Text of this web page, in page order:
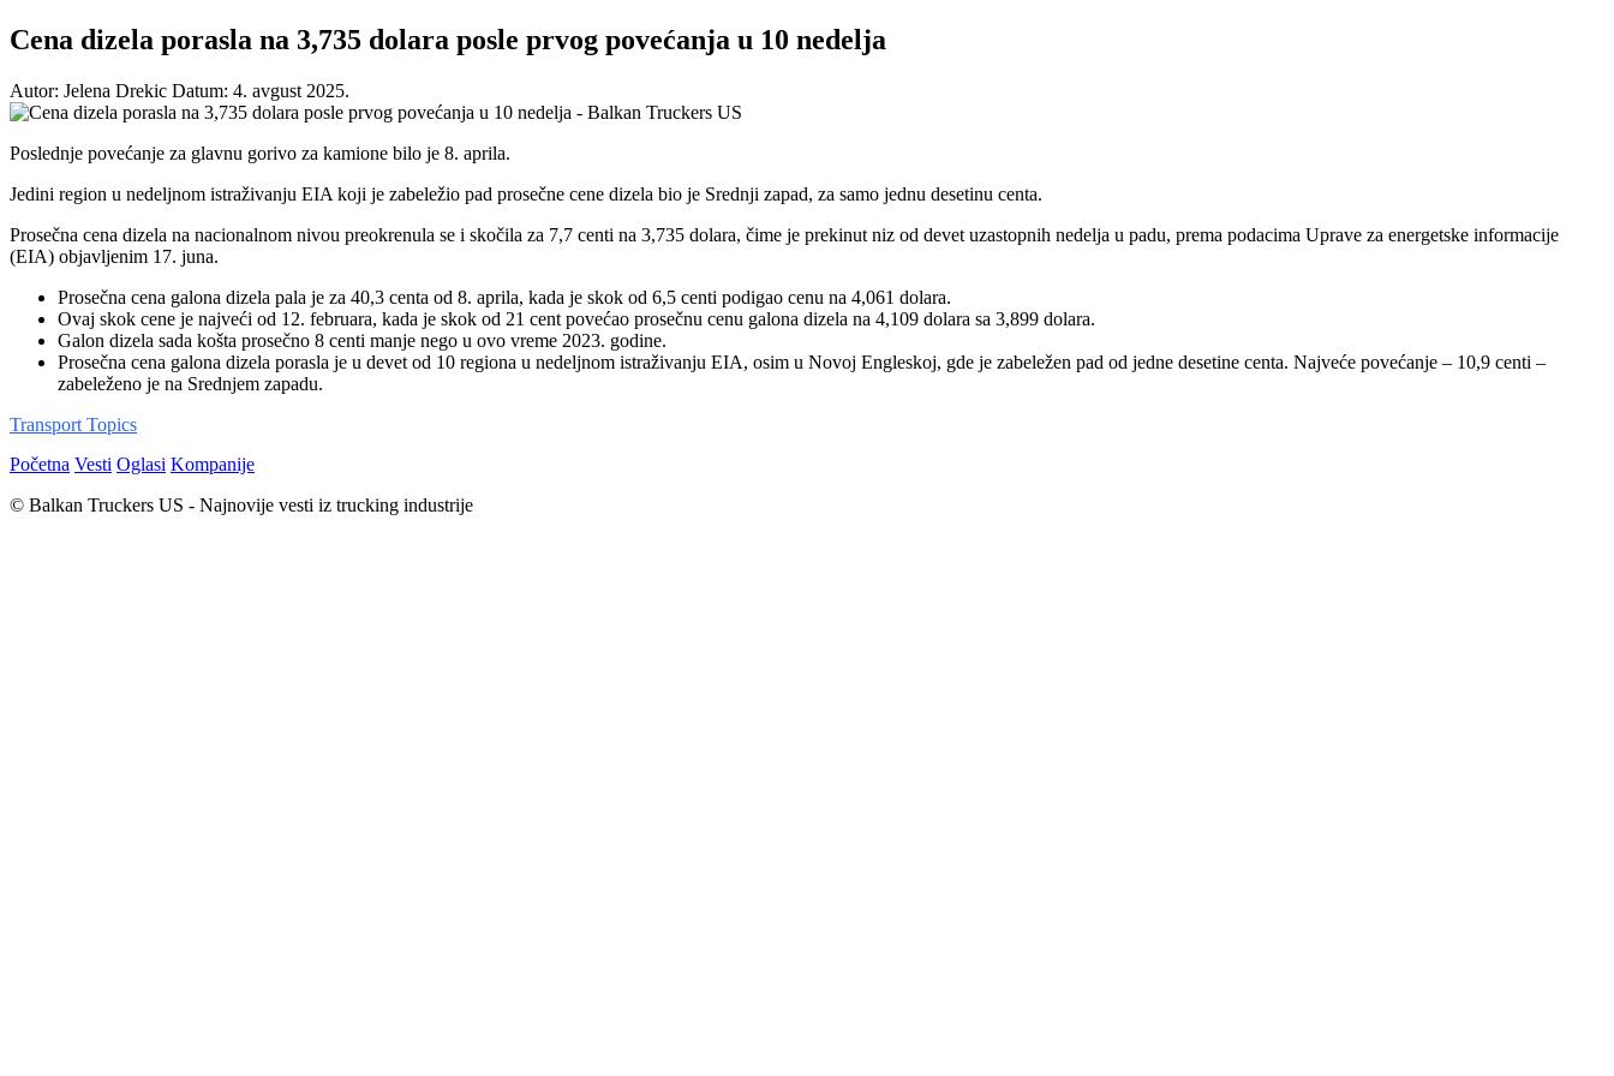
Cena dizela porasla na 3,735 dolara posle prvog povećanja u 10 nedelja
Autor: Jelena Drekic Datum: 4. avgust 2025.
Poslednje povećanje za glavnu gorivo za kamione bilo je 8. aprila.
Jedini region u nedeljnom istraživanju EIA koji je zabeležio pad prosečne cene dizela bio je Srednji zapad, za samo jednu desetinu centa.
Prosečna cena dizela na nacionalnom nivou preokrenula se i skočila za 7,7 centi na 3,735 dolara, čime je prekinut niz od devet uzastopnih nedelja u padu, prema podacima Uprave za energetske informacije
(EIA) objavljenim 17. juna.
Prosečna cena galona dizela pala je za 40,3 centa od 8. aprila, kada je skok od 6,5 centi podigao cenu na 4,061 dolara.
Ovaj skok cene je najveći od 12. februara, kada je skok od 21 cent povećao prosečnu cenu galona dizela na 4,109 dolara sa 3,899 dolara.
Galon dizela sada košta prosečno 8 centi manje nego u ovo vreme 2023. godine.
Prosečna cena galona dizela porasla je u devet od 10 regiona u nedeljnom istraživanju EIA, osim u Novoj Engleskoj, gde je zabeležen pad od jedne desetine centa. Najveće povećanje – 10,9 centi –
zabeleženo je na Srednjem zapadu.
Transport Topics
Početna Vesti Oglasi Kompanije
© Balkan Truckers US - Najnovije vesti iz trucking industrije